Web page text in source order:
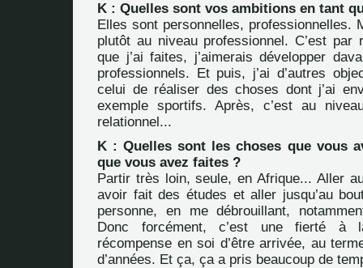
K : Quelles sont vos ambitions en tant
Elles sont personnelles, professionnelles.
plutôt au niveau professionnel. C’est par
que j’ai faites, j’aimerais développer
professionnels. Et puis, j’ai d’autres
celui de réaliser des choses dont j’ai
exemple sportifs. Après, c’est au
relationnel...
K : Quelles sont les choses que vous
que vous avez faites ?
Partir très loin, seule, en Afrique... Aller
avoir fait des études et aller jusqu’au
personne, en me débrouillant,
Donc forcément, c’est une fierté à
récompense en soi d’être arrivée, au
d’années. Et ça, ça a pris beaucoup de